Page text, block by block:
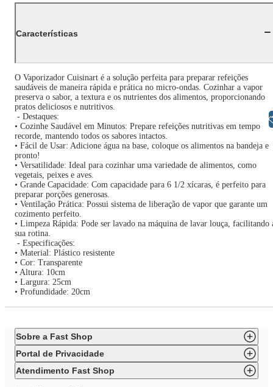
Características
O Vaporizador Cuisinart é a solução perfeita para preparar refeições
saudáveis de maneira rápida e prática no micro-ondas. Cozinhar a vapor
preserva o sabor, a textura e os nutrientes dos alimentos, proporcionando
pratos deliciosos e nutritivos.
- Destaques:
• Cozinhe Saudável em Minutos: Prepare refeições nutritivas em tempo
recorde, mantendo todos os sabores intactos.
• Fácil de Usar: Adicione água na base, coloque os alimentos na bandeja e
pronto!
• Versatilidade: Ideal para cozinhar uma variedade de alimentos, como
vegetais, peixes e aves.
• Grande Capacidade: Com capacidade para 6 1/2 xícaras, é perfeito para
preparar porções generosas.
• Ventilação Prática: Possui sistema de liberação de vapor que garante um
cozimento perfeito.
• Limpeza Rápida: Pode ser lavado na máquina de lavar louça, facilitando
sua rotina.
- Especificações:
• Material: Plástico resistente
• Cor: Transparente
• Altura: 10cm
• Largura: 25cm
• Profundidade: 20cm
Sobre a Fast Shop
Portal de Privacidade
Atendimento Fast Shop